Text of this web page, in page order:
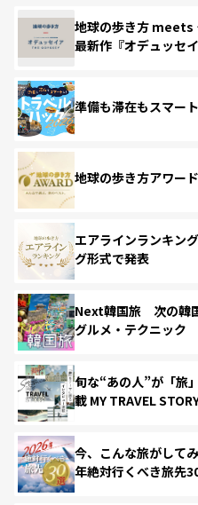
地球の歩き方 meets
最新作『オデュッセイ
準備も滞在もスマー
地球の歩き方アワー
エアラインランキン
グ形式で発表
Next韓国旅 次の韓
グルメ・テクニック
旬な“あの人”が「旅
載 MY TRAVEL
今、こんな旅がして
年絶対行くべき旅先